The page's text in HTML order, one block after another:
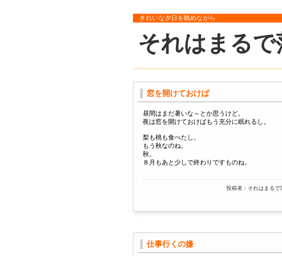
きれいな夕日を眺めながら
それはまる
窓を開けておけば
昼間はまだ暑いな～とか思うけど。
夜は窓を開けておけばもう充分に眠れるし。
梨も桃も食べたし。
もう秋なのね。
秋。
８月もあと少しで終わりですものね。
投稿者：それはまるで
仕事行くの嫌